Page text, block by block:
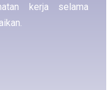
kerja selama